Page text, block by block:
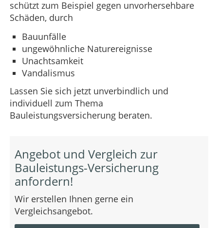
schützt zum Beispiel gegen unvorhersehbare
Schäden, durch
Bauunfälle
ungewöhnliche Naturereignisse
Unachtsamkeit
Vandalismus
Lassen Sie sich jetzt unverbindlich und
individuell zum Thema
Bauleistungsversicherung beraten.
Angebot und Vergleich zur
Bauleistungs-Versicherung
anfordern!
Wir erstellen Ihnen gerne ein
Vergleichsangebot.